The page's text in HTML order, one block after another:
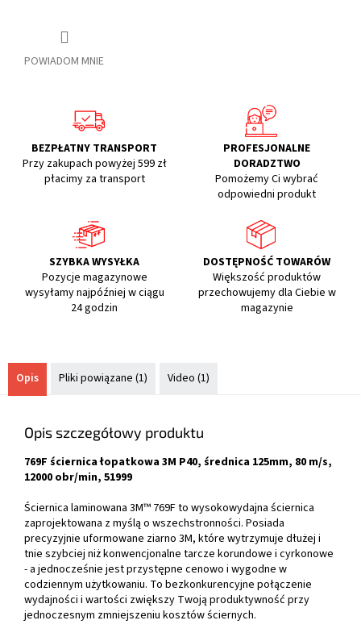
POWIADOM MNIE
BEZPŁATNY TRANSPORT
Przy zakupach powyżej 599 zł
płacimy za transport
PROFESJONALNE
DORADZTWO
Pomożemy Ci wybrać
odpowiedni produkt
SZYBKA WYSYŁKA
Pozycje magazynowe
wysyłamy najpóźniej w ciągu
24 godzin
DOSTĘPNOŚĆ TOWARÓW
Większość produktów
przechowujemy dla Ciebie w
magazynie
Opis Pliki powiązane (1) Video (1)
Opis szczegółowy produktu
769F ściernica łopatkowa 3M P40, średnica 125mm, 80 m/s,
12000 obr/min, 51999
Ściernica laminowana 3M™ 769F to wysokowydajna ściernica
zaprojektowana z myślą o wszechstronności. Posiada
precyzyjnie uformowane ziarno 3M, które wytrzymuje dłużej i
tnie szybciej niż konwencjonalne tarcze korundowe i cyrkonowe
- a jednocześnie jest przystępne cenowo i wygodne w
codziennym użytkowaniu. To bezkonkurencyjne połączenie
wydajności i wartości zwiększy Twoją produktywność przy
jednoczesnym zmniejszeniu kosztów ściernych.